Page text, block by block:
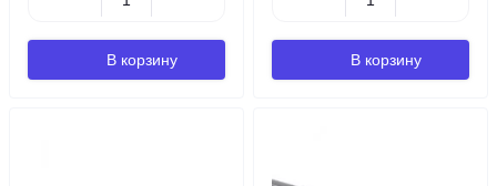
В корзину В корзину